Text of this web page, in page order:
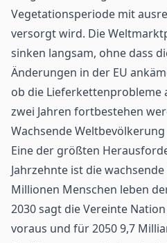
Vegetationsperiode mit
versorgt wird. Die
sinken langsam, ohne dass
Änderungen in der EU
ob die Lieferkettenprobleme
zwei Jahren fortbestehen
Wachsende Weltbevölkerung
Eine der größten
Jahrzehnte ist die
Millionen Menschen leben
2030 sagt die Vereinte
voraus und für 2050 9,7